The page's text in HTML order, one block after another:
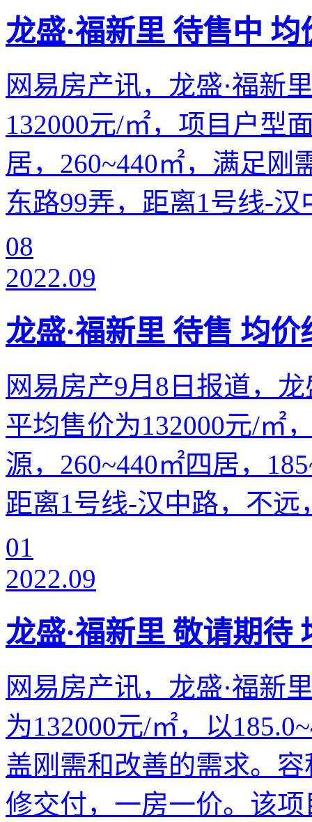
龙盛·福新里 待售中 均
网易房产讯，龙盛·福新
132000元/㎡，项目户型
居，260~440㎡，满足
东路99弄，距离1号线-汉
08
2022.09
龙盛·福新里 待售 均价
网易房产9月8日报道，
平均售价为132000元/㎡
源，260~440㎡四居，
距离1号线-汉中路，不远
01
2022.09
龙盛·福新里 敬请期待
网易房产讯，龙盛·福新
为132000元/㎡，以
盖刚需和改善的需求。
修交付，一房一价。该项